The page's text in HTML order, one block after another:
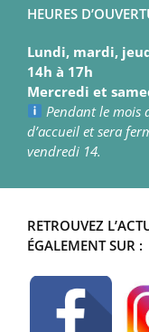
HEURES
Lundi, mardi,
14h à 17h
Mercredi et
Pendant le mois
d’accueil et sera
vendredi 14.
RETROUVEZ
ÉGALEMENT SUR :